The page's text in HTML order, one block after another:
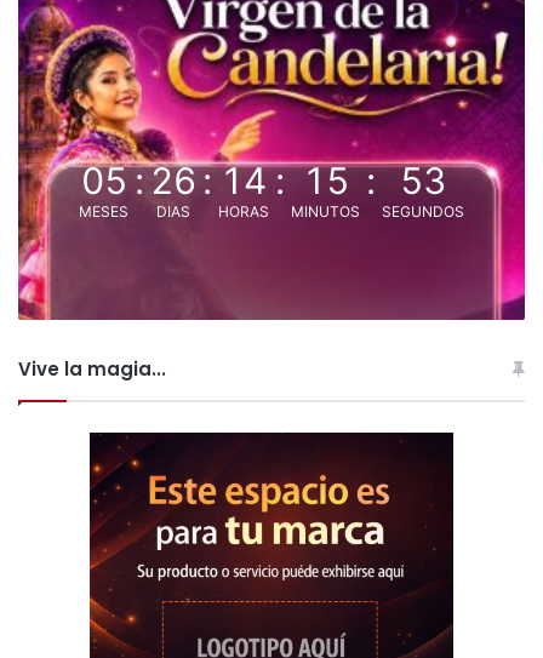
05
MESES
:26
DIAS
:14
HORAS
: 15
MINUTOS
: 52
SEGUNDOS
Vive la magia...